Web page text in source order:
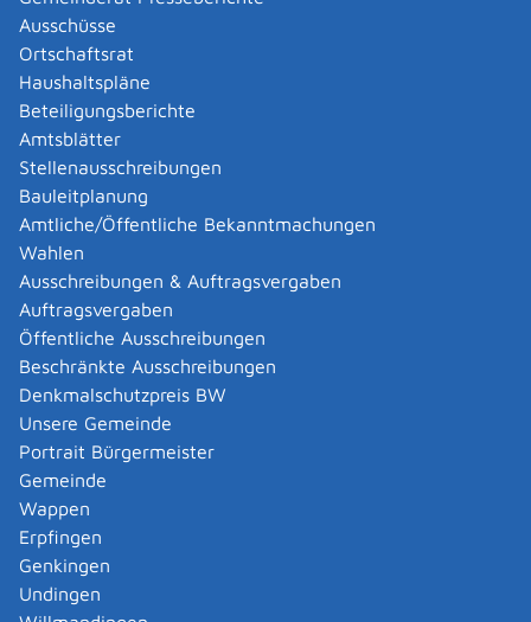
Ausschüsse
Ortschaftsrat
Haushaltspläne
Beteiligungsberichte
Amtsblätter
Stellenausschreibungen
Bauleitplanung
Amtliche/Öffentliche Bekanntmachungen
Wahlen
Ausschreibungen & Auftragsvergaben
Auftragsvergaben
Öffentliche Ausschreibungen
Beschränkte Ausschreibungen
Denkmalschutzpreis BW
Unsere Gemeinde
Portrait Bürgermeister
Gemeinde
Wappen
Erpfingen
Genkingen
Undingen
Abgelaufenen Führerschein neu ausstellen lassen
Abgeltungsteuer - Nichtveranlagungs-
Bescheinigung beantragen
Abgeschlossenheitsbescheinigung zur Aufteilung
eines Gebäudes beantragen
Abmeldung / Außerbetriebsetzung für ein Fahrzeug
beantragen
Abschriften, Ablichtungen, Vervielfältigungen und
Negative amtlich beglaubigen lassen
Abwasser entsorgen
Abwasserbeseitigung - dezentrale Beseitigung von
Regenwasser beantragen oder anzeigen
Abweichende Regelungen zum Schichtbetrieb
beantragen
Abweichende Ruhezeit beantragen
Adoption - Akteneinsicht beantragen
Adoption - sich als Adoptiveltern bewerben
Adoption eines ausländischen Kindes -
Beurkundung im Geburtenregister beantragen
Adoption eines ausländischen Kindes -
Umwandlung einer schwachen in eine starke
Adoption beantragen